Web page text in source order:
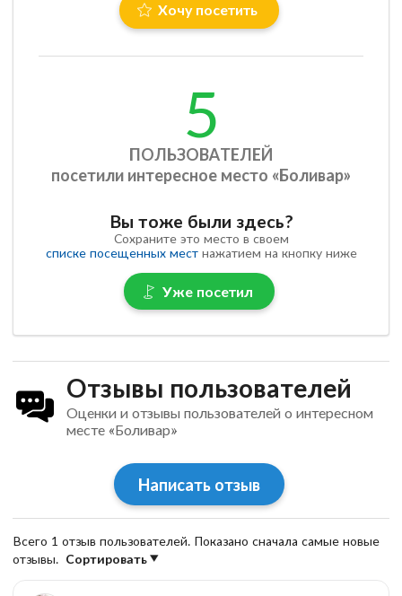
Хочу посетить
5
ПОЛЬЗОВАТЕЛЕЙ
посетили интересное место «Боливар»
Вы тоже были здесь?
Сохраните это место в своем
списке посещенных местнажатием на кнопку ниже
Уже посетил
Отзывы пользователей
Оценки и отзывы пользователей о интересном
месте «Боливар»
Написать отзыв
Всего 1 отзыв пользователей. Показано сначала самые новые
отзывы. Сортировать